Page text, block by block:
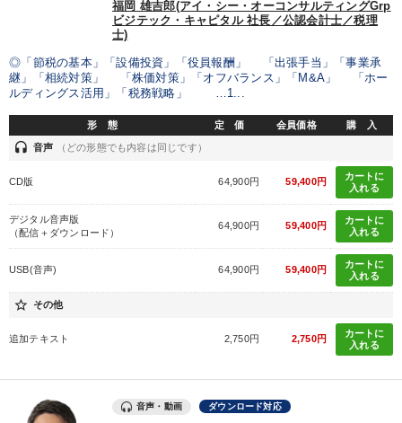
福岡 雄吉郎(アイ・シー・オーコンサルティングGrp
ビジテック・キャピタル 社長／公認会計士／税理
士)
◎「節税の基本」「設備投資」「役員報酬」 「出張手当」「事業承
継」「相続対策」 「株価対策」「オフバランス」「M&A」 「ホー
ルディングス活用」「税務戦略」 …1...
形 態 定 価 会員価格 購 入
headset 音声 （どの形態でも内容は同じです）
CD版 64,900円 59,400円
カートに
入れる
デジタル音声版
（配信＋ダウンロード）
64,900円 59,400円
カートに
入れる
USB(音声) 64,900円 59,400円
カートに
入れる
star_border その他
追加テキスト 2,750円 2,750円
カートに
入れる
音声・動画 ダウンロード対応